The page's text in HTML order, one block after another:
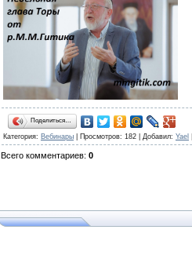
Поделиться…
Категория: Вебинары Просмотров: 182 | Добавил: Yael
Всего комментариев: 0